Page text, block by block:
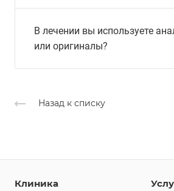
В лечении вы используете
или оригиналы?
Назад к списку
Клиника